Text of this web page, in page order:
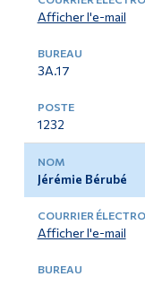
Afficher l'e-mail
3A.17
1232
Jérémie Bérubé
Afficher l'e-mail